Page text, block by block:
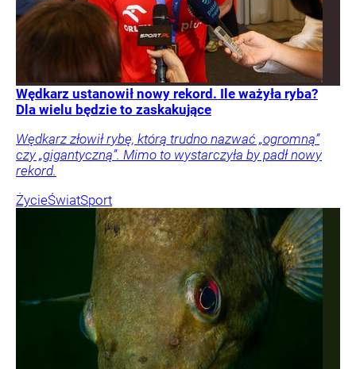
Wędkarz ustanowił nowy rekord. Ile ważyła ryba?
Dla wielu będzie to zaskakujące
Wędkarz złowił rybę, którą trudno nazwać „ogromną”
czy „gigantyczną”. Mimo to wystarczyła by padł nowy
rekord.
ŻycieŚwiatSport